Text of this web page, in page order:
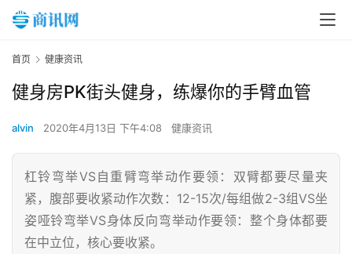
首页 健康资讯
健身房PK街头健身，练爆你的手臂血管
alvin 2020年4月13日 下午4:08 健康资讯
杠铃弯举VS自重臂弯举动作要领：双臂都要尽量夹
紧，腹部要收紧动作次数：12-15次/每组做2-3组VS坐
姿哑铃弯举VS身体反向弯举动作要领：整个身体都要
在中立位，核心要收紧。